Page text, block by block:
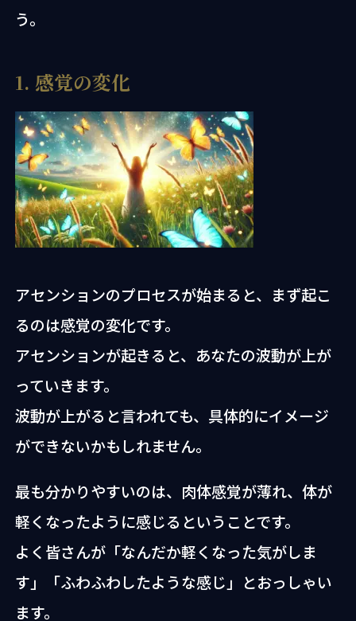
う。
1. 感覚の変化
アセンションのプロセスが始まると、まず起こ
るのは感覚の変化です。
アセンションが起きると、あなたの波動が上が
っていきます。
波動が上がると言われても、具体的にイメージ
ができないかもしれません。
最も分かりやすいのは、肉体感覚が薄れ、体が
軽くなったように感じるということです。
よく皆さんが「なんだか軽くなった気がしま
す」「ふわふわしたような感じ」とおっしゃい
ます。